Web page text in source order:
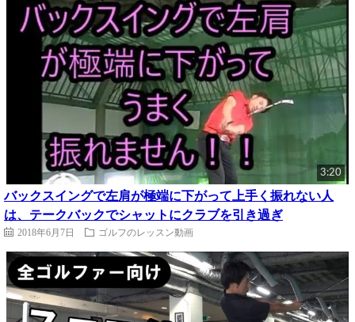
3:20
バックスイングで左肩が極端に下がって上手く振れない人
は、テークバックでシャットにクラブを引き過ぎ
2018年6月7日 ゴルフのレッスン動画